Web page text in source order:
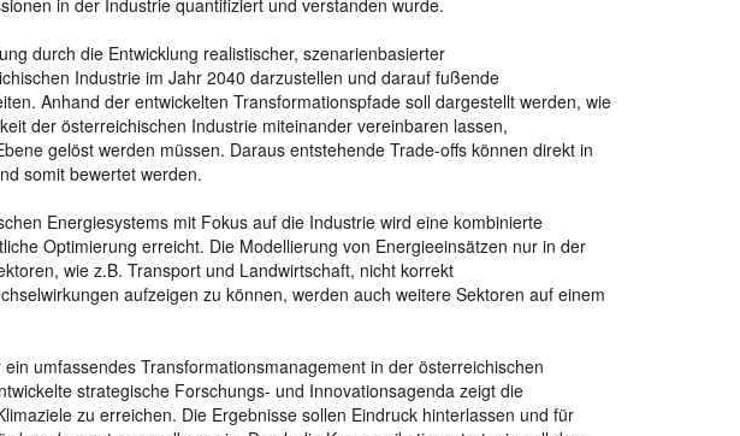
durch die Entwicklung realistischer, szenarienbasierter
Industrie im Jahr 2040 darzustellen und darauf fußende
Anhand der entwickelten Transformationspfade soll dargestellt werden, wie
der österreichischen Industrie miteinander vereinbaren lassen,
gelöst werden müssen. Daraus entstehende Trade-offs können direkt in
somit bewertet werden.
Energiesystems mit Fokus auf die Industrie wird eine kombinierte
Optimierung erreicht. Die Modellierung von Energieeinsätzen nur in der
wie z.B. Transport und Landwirtschaft, nicht korrekt
aufzeigen zu können, werden auch weitere Sektoren auf einem
umfassendes Transformationsmanagement in der österreichischen
strategische Forschungs- und Innovationsagenda zeigt die
zu erreichen. Die Ergebnisse sollen Eindruck hinterlassen und für